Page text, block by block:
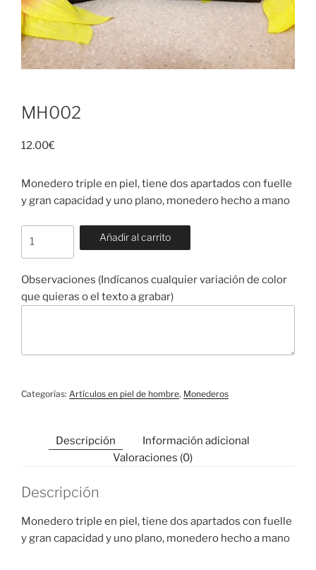
MH002
12.00€
Monedero triple en piel, tiene dos apartados con fuelle
y gran capacidad y uno plano, monedero hecho a mano
Añadir al carrito
Observaciones (Indícanos cualquier variación de color
que quieras o el texto a grabar)
Categorías: Artículos en piel de hombre, Monederos
Descripción
Información adicional
Valoraciones (0)
Descripción
Monedero triple en piel, tiene dos apartados con fuelle
y gran capacidad y uno plano, monedero hecho a mano